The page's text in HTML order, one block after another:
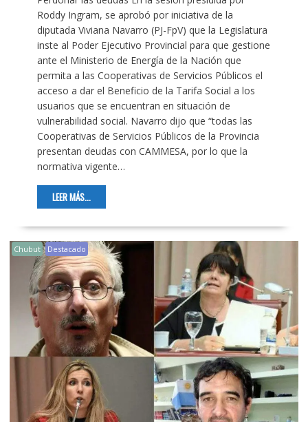
Roddy Ingram, se aprobó por iniciativa de la
diputada Viviana Navarro (PJ-FpV) que la Legislatura
inste al Poder Ejecutivo Provincial para que gestione
ante el Ministerio de Energía de la Nación que
permita a las Cooperativas de Servicios Públicos el
acceso a dar el Beneficio de la Tarifa Social a los
usuarios que se encuentran en situación de
vulnerabilidad social. Navarro dijo que “todas las
Cooperativas de Servicios Públicos de la Provincia
presentan deudas con CAMMESA, por lo que la
normativa vigente…
LEER MÁS...
Chubut Destacado